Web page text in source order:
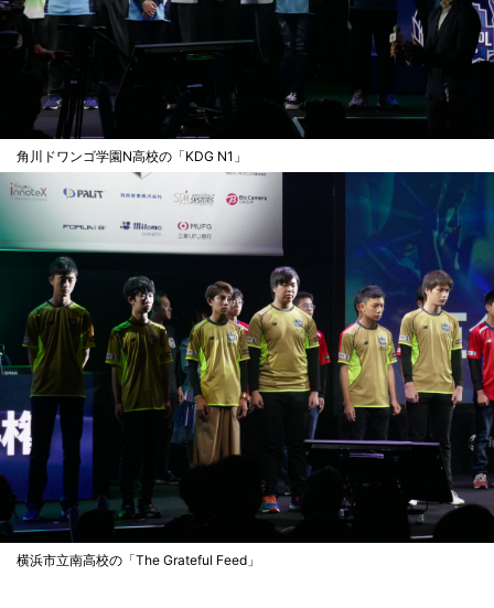
角川ドワンゴ学園N高校の「KDG N1」
横浜市立南高校の「The Grateful Feed」